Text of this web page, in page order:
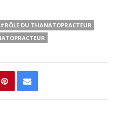
#RÔLE DU THANATOPRACTEUR